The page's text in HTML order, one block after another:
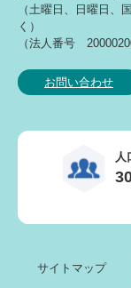
（土曜日、日曜日、
く）
（法人番号
お問い合わせ
人
サイトマップ